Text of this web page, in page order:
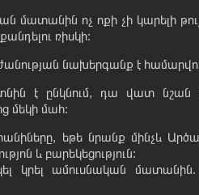
մատանին ոչ ոքի չի կարելի
ռիսկի:
նախերգանք է
է ընկնում, դա վատ նշան է
մեկի մահ:
եթե նրանք մինչև
և բարեկեցություն:
կրել ամուսնական